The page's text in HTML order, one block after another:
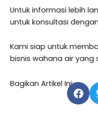
Untuk informasi lebih
untuk konsultasi
Kami siap untuk
bisnis wahana air yang
Bagikan Artikel Ini: